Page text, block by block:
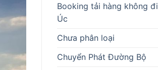
Booking tải hàng không đi
Úc
Chưa phân loại
Chuyển Phát Đường Bộ